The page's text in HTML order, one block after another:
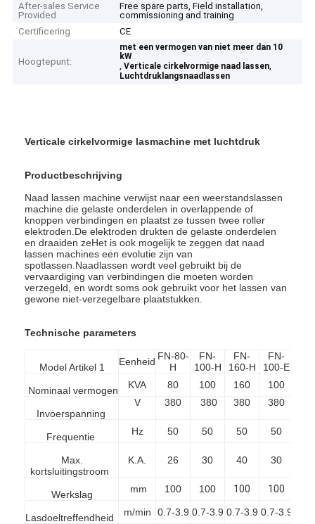
After-sales Service
Provided
Free spare parts, Field installation,
commissioning and training
Certificering
CE
Hoogtepunt:
met een vermogen van niet meer dan 10
kW
,Verticale cirkelvormige naad lassen,
Luchtdruklangsnaadlassen
Verticale cirkelvormige lasmachine met luchtdruk
Productbeschrijving
Naad lassen machine verwijst naar een weerstandslassen
machine die gelaste onderdelen in overlappende of
knoppen verbindingen en plaatst ze tussen twee roller
elektroden.De elektroden drukten de gelaste onderdelen
en draaiden zeHet is ook mogelijk te zeggen dat naad
lassen machines een evolutie zijn van
spotlassen.Naadlassen wordt veel gebruikt bij de
vervaardiging van verbindingen die moeten worden
verzegeld, en wordt soms ook gebruikt voor het lassen van
gewone niet-verzegelbare plaatstukken.
Technische parameters
ModelArtikel 1 Eenheid FN-80-
H
FN-
100-H
FN-
160-H
FN-
100-E
Nominaal vermogen KVA 80 100 160 100
Invoerspanning
V 380 380 380 380
Frequentie Hz 50 50 50 50
Max.
kortsluitingstroom
K.A. 26 30 40 30
Werkslag mm 100 100 100 100
Lasdoeltreffendheid m/min 0.7-3.9 0.7-3.9 0.7-3.9 0.7-3.9